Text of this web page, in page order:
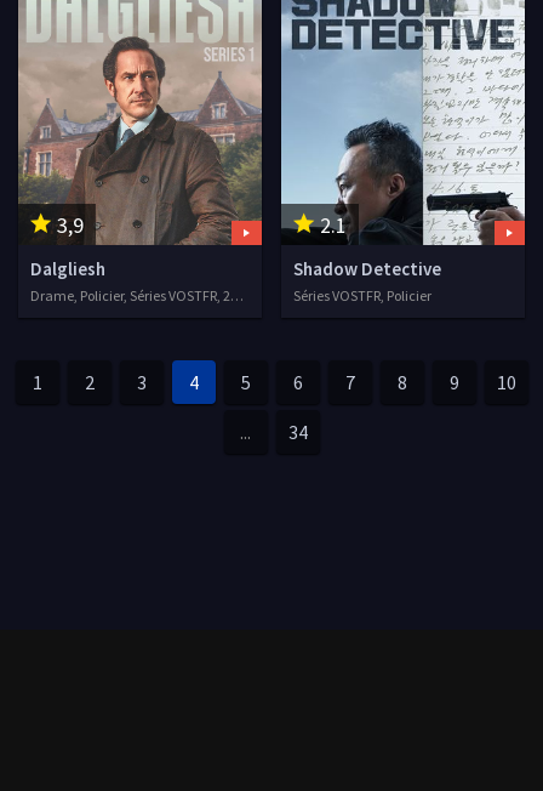
3,9
Dalgliesh
Drame, Policier, Séries VOSTFR, 2021
2.1
Shadow Detective
Séries VOSTFR, Policier
1 2 3 4 5 6 7 8 9 10
... 34